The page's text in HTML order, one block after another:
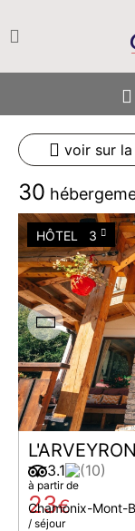
30
voir sur
HÔTEL 3
Chamonix-Mont-
3.1 (10)
à partir de
23€
/ séjour